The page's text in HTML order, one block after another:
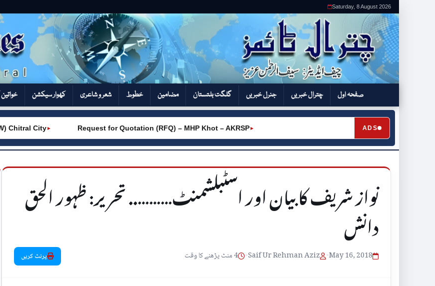
Saturday, 8 August 2026
صفحہ اول چترال خبریں جنرل خبریں گلگت بلتستان مضامین خطوط شعر و شاعری کھوار سیکشن‎
ADS
►
Request for Quotation (RFQ) – MHP Khot – AKRSP
►
City
نواز شریف کا بیان اور اسٹبلشمنٹ……….. تحریر: ظہور الحق
دانش
May 16, 2018
•
Saif Ur Rehman Aziz
• 4 منٹ پڑھنے کا وقت پرنٹ کریں